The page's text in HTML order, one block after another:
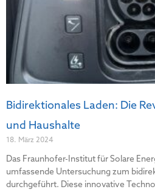
Bidirektionales Laden: Die
und Haushalte
18. März 2024
Das Fraunhofer-Institut für Solare
umfassende Untersuchung zum
durchgeführt. Diese innovative